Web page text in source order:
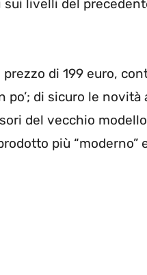
livelli del
di 199 euro,
di sicuro le novità
del vecchio
più “moderno”